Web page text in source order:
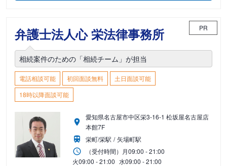
弁護士法人心 栄法律事務所 PR
相続案件のための「相続チーム」が担当
電話相談可能 初回面談無料
土日面談可能
18時以降面談可能
愛知県名古屋市中区栄3-16-1 松坂屋名古屋店
本館7F
栄町/栄駅
矢場町駅
（受付時間） 月09:00 - 21:00
火09:00 - 21:00 水09:00 - 21:00